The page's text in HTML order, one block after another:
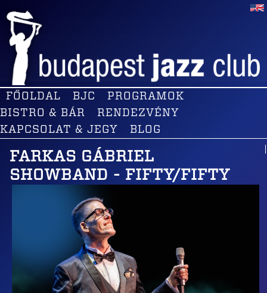
FŐOLDAL BJC
PROGRAMOK
BISTRO & BÁR
RENDEZVÉNY
KAPCSOLAT & JEGY
BLOG
FARKAS GÁBRIEL
SHOWBAND - FIFTY/FIFTY